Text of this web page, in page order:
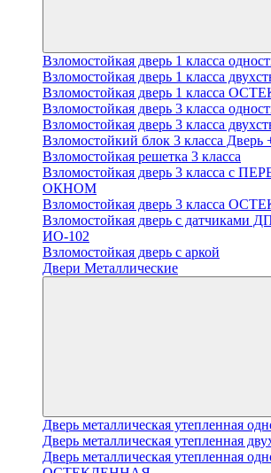
Взломостойкая дверь 1 класса
Взломостойкая дверь 1 класса
Взломостойкая дверь 1 класса
Взломостойкая дверь 3 класса
Взломостойкая дверь 3 класса
Взломостойкий блок 3 класса Дверь
Взломостойкая решетка 3 класса
Взломостойкая дверь 3 класса с
ОКНОМ
Взломостойкая дверь 3 класса
Взломостойкая дверь с
ИО-102
Взломостойкая дверь с аркой
Двери Металлические
Дверь металлическая утепленная
Дверь металлическая утепленная
Дверь металлическая утепленная